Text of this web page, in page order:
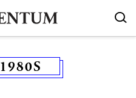
1980S